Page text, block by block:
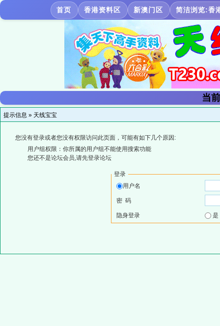
首页 香港资料区 新澳门区 简洁浏览:香
当
提示信息 » 天线宝宝
您没有登录或者您没有权限访问此页面，可能有如下几个原因:
用户组权限：你所属的用户组不能使用搜索功能
您还不是论坛会员,请先登录论坛
登录
用户名
密 码
隐身登录